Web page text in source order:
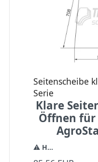
Seitenscheibe
Serie
Klare
Öffnen für
⚠️ H...